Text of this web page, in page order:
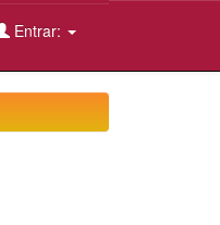
Entrar: